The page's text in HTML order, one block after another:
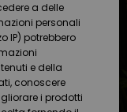
a delle
personali
IP) potrebbero
e della
conoscere
i prodotti